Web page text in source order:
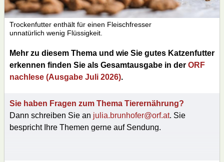
Trockenfutter enthält für einen Fleischfresser
unnatürlich wenig Flüssigkeit.
Mehr zu diesem Thema und wie Sie gutes Katzenfutter
erkennen finden Sie als Gesamtausgabe in der ORF
nachlese (Ausgabe Juli 2026).
Sie haben Fragen zum Thema Tierernährung?
Dann schreiben Sie an julia.brunhofer@orf.at. Sie
bespricht Ihre Themen gerne auf Sendung.